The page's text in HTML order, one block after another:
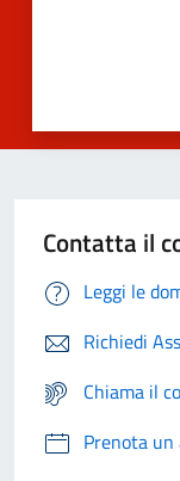
Contatta il
Leggi le
Richiedi
Chiama il
Prenota